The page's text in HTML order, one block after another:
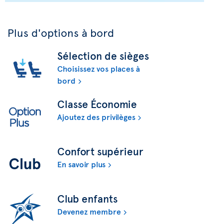
Plus d'options à bord
Sélection de sièges
Choisissez vos places à
bord
Classe Économie
Ajoutez des privilèges
Confort supérieur
En savoir plus
Club enfants
Devenez membre